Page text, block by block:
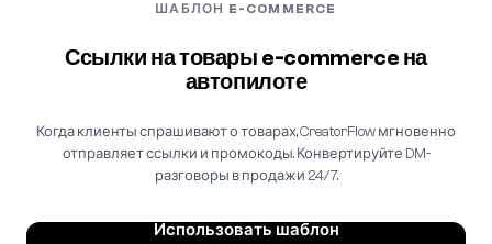
ШАБЛОН E-COMMERCE
Ссылки на товары e-commerce на
автопилоте
Когда клиенты спрашивают о товарах, CreatorFlow мгновенно
отправляет ссылки и промокоды. Конвертируйте DM-
разговоры в продажи 24/7.
Использовать шаблон